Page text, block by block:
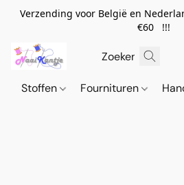
Verzending voor België en
€60 !!!
Stoffen Fournituren